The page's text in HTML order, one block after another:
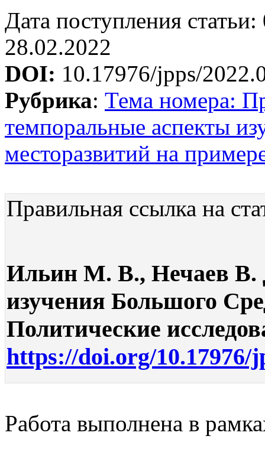
Дата поступления
28.02.2022
DOI: 10.17976/jpps/
Рубрика: Тема номера:
темпоральные аспекты
месторазвитий на
Правильная ссылка на
Ильин М. В., Нечаев В.
изучения Большого
Политические
https://doi.org/10.17976/
Работа выполнена в